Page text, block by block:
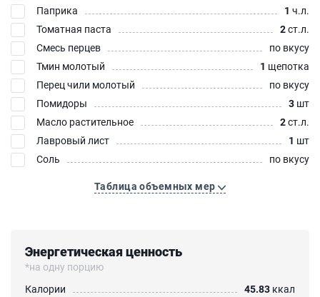
Паприка
1 ч.л.
Томатная паста
2ст.л.
Смесь перцев
по вкусу
Тмин молотый
1 щепотка
Перец чили молотый
по вкусу
Помидоры
3 шт
Масло растительное
2ст.л.
Лавровый лист
1 шт
Соль
по вкусу
Таблица объемных мер
Энергетическая ценность
*на одну порцию
Калории
45.83 ккал